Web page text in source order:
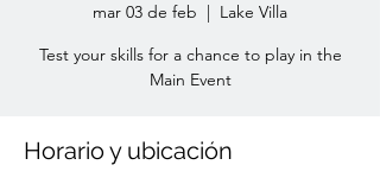
mar 03 de feb
  |
Lake Villa
Test your skills for a chance to play in the
Main Event
Horario y ubicación